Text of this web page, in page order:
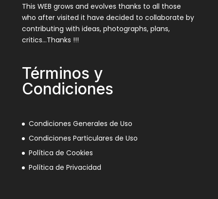
This WEB grows and evolves thanks to all those
who after visited it have decided to collaborate by
contributing with ideas, photographs, plans,
critics…Thanks !!!
Términos y
Condiciones
Condiciones Generales de Uso
Condiciones Particulares de Uso
Política de Cookies
Política de Privacidad